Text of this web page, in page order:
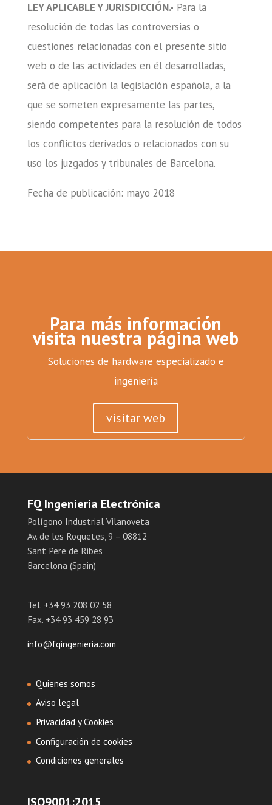
LEY APLICABLE Y JURISDICCIÓN.- Para la
resolución de todas las controversias o
cuestiones relacionadas con el presente sitio
web o de las actividades en él desarrolladas,
será de aplicación la legislación española, a la
que se someten expresamente las partes,
siendo competentes para la resolución de todos
los conflictos derivados o relacionados con su
uso los juzgados y tribunales de Barcelona.
Fecha de publicación: mayo 2018
Para más información
visita nuestra página web
Soluciones de hardware especializado e
ingeniería
visitar web
FQ Ingeniería Electrónica
Polígono Industrial Vilanoveta
Av. de les Roquetes, 9 – 08812
Sant Pere de Ribes
Barcelona (Spain)
Tel. +34 93 208 02 58
Fax. +34 93 459 28 93
info@fqingenieria.com
Quienes somos
Aviso legal
Privacidad y Cookies
Configuración de cookies
Condiciones generales
ISO9001:2015